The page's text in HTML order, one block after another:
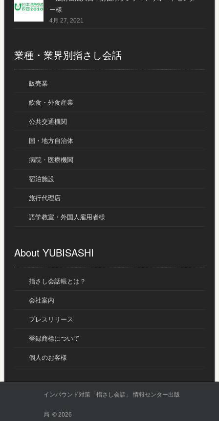
ー様
4月 27, 2021
業種・業界別指さし会話
販売業
飲食・外食産業
公共交通機関
国・地方自治体
病院・医療機関
宿泊施設
旅行代理店
語学教室・外国人雇用者様
About YUBISASHI
指さし会話帳とは？
会社案内
プレスリリース
登録商標について
個人のお客様
インバウンド対策「指さし会話」 情報センター出版
局 © 2026